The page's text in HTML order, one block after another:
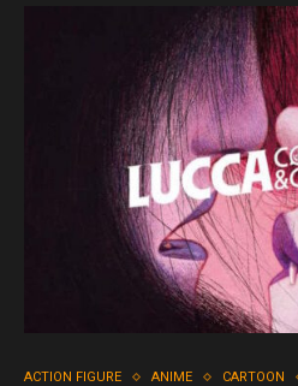
ACTION FIGURE ANIME CARTOON